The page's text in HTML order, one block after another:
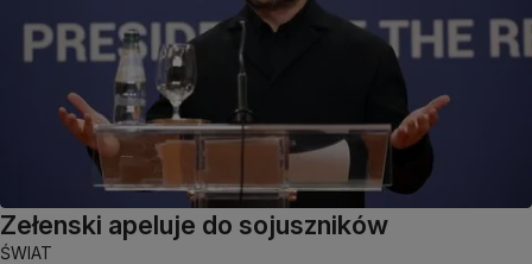
Zełenski apeluje do sojuszników
ŚWIAT